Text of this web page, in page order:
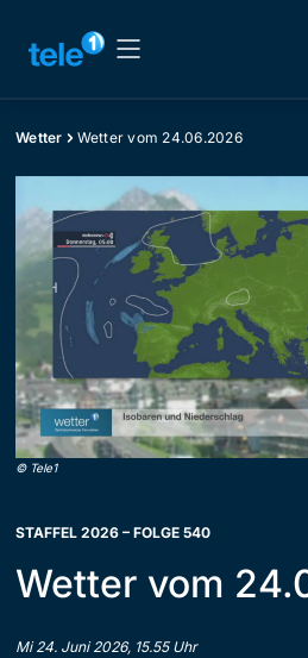
Wetter Wetter vom 24.06.2026
© Tele1
STAFFEL 2026 – FOLGE 540
Wetter vom
Mi 24. Juni 2026, 15.55 Uhr